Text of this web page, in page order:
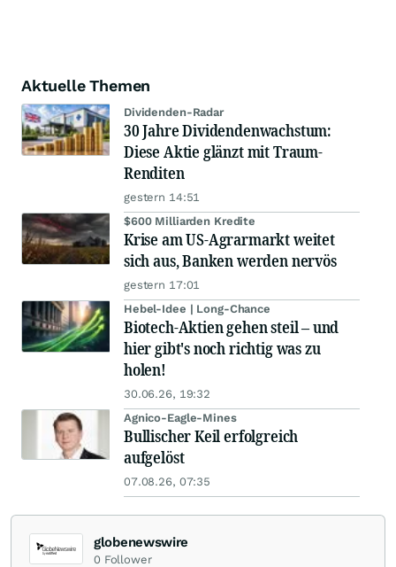
Aktuelle Themen
Dividenden-Radar
30 Jahre Dividendenwachstum:
Diese Aktie glänzt mit Traum-
Renditen
gestern 14:51
$600 Milliarden Kredite
Krise am US-Agrarmarkt weitet
sich aus, Banken werden nervös
gestern 17:01
Hebel-Idee | Long-Chance
Biotech-Aktien gehen steil – und
hier gibt's noch richtig was zu
holen!
30.06.26, 19:32
Agnico-Eagle-Mines
Bullischer Keil erfolgreich
aufgelöst
07.08.26, 07:35
globenewswire
0 Follower